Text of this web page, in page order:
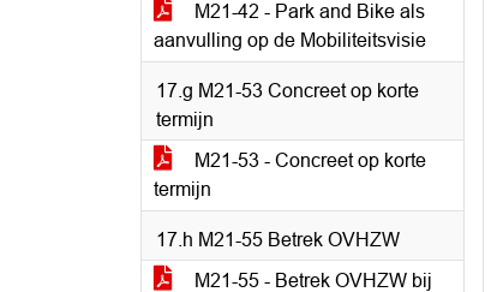
M21-42 - Park and Bike als
aanvulling op de Mobiliteitsvisie
17.g M21-53 Concreet op korte
termijn
M21-53 - Concreet op korte
termijn
17.h M21-55 Betrek OVHZW
M21-55 - Betrek OVHZW bij